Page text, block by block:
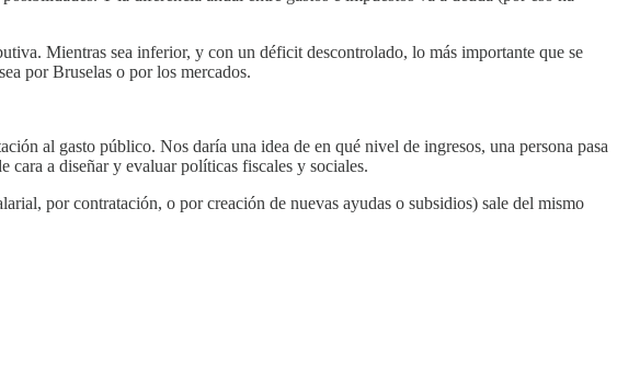
Mientras sea inferior, y con un déficit descontrolado, lo más importante que se
por Bruselas o por los mercados.
al gasto público. Nos daría una idea de en qué nivel de ingresos, una persona pasa
cara a diseñar y evaluar políticas fiscales y sociales.
por contratación, o por creación de nuevas ayudas o subsidios) sale del mismo